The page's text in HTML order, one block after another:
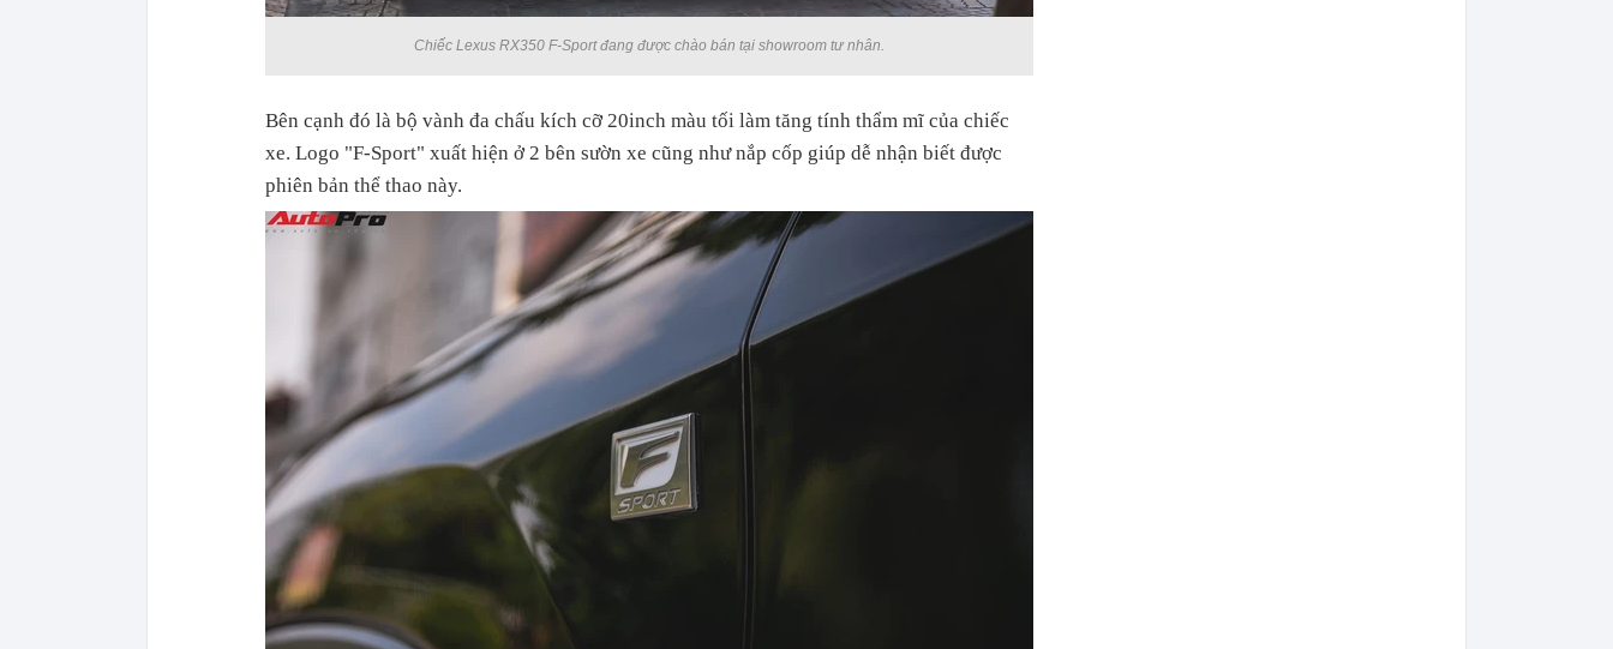
Chiếc Lexus RX350 F-Sport đang được chào bán tại showroom tư nhân.
Bên cạnh đó là bộ vành đa chấu kích cỡ 20inch màu tối làm tăng tính thẩm mĩ của chiếc
xe. Logo "F-Sport" xuất hiện ở 2 bên sườn xe cũng như nắp cốp giúp dễ nhận biết được
phiên bản thể thao này.